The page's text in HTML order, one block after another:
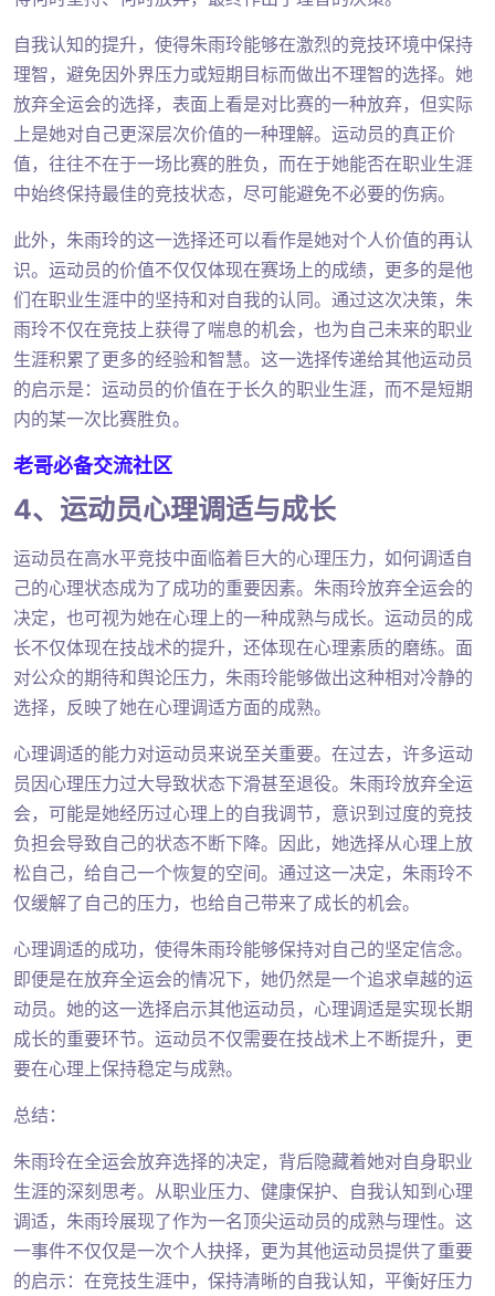
自我认知的提升，使得朱雨玲能够在激烈的竞技环境中保持
理智，避免因外界压力或短期目标而做出不理智的选择。她
放弃全运会的选择，表面上看是对比赛的一种放弃，但实际
上是她对自己更深层次价值的一种理解。运动员的真正价
值，往往不在于一场比赛的胜负，而在于她能否在职业生涯
中始终保持最佳的竞技状态，尽可能避免不必要的伤病。
此外，朱雨玲的这一选择还可以看作是她对个人价值的再认
识。运动员的价值不仅仅体现在赛场上的成绩，更多的是他
们在职业生涯中的坚持和对自我的认同。通过这次决策，朱
雨玲不仅在竞技上获得了喘息的机会，也为自己未来的职业
生涯积累了更多的经验和智慧。这一选择传递给其他运动员
的启示是：运动员的价值在于长久的职业生涯，而不是短期
内的某一次比赛胜负。
老哥必备交流社区
4、运动员心理调适与成长
运动员在高水平竞技中面临着巨大的心理压力，如何调适自
己的心理状态成为了成功的重要因素。朱雨玲放弃全运会的
决定，也可视为她在心理上的一种成熟与成长。运动员的成
长不仅体现在技战术的提升，还体现在心理素质的磨练。面
对公众的期待和舆论压力，朱雨玲能够做出这种相对冷静的
选择，反映了她在心理调适方面的成熟。
心理调适的能力对运动员来说至关重要。在过去，许多运动
员因心理压力过大导致状态下滑甚至退役。朱雨玲放弃全运
会，可能是她经历过心理上的自我调节，意识到过度的竞技
负担会导致自己的状态不断下降。因此，她选择从心理上放
松自己，给自己一个恢复的空间。通过这一决定，朱雨玲不
仅缓解了自己的压力，也给自己带来了成长的机会。
心理调适的成功，使得朱雨玲能够保持对自己的坚定信念。
即便是在放弃全运会的情况下，她仍然是一个追求卓越的运
动员。她的这一选择启示其他运动员，心理调适是实现长期
成长的重要环节。运动员不仅需要在技战术上不断提升，更
要在心理上保持稳定与成熟。
总结：
朱雨玲在全运会放弃选择的决定，背后隐藏着她对自身职业
生涯的深刻思考。从职业压力、健康保护、自我认知到心理
调适，朱雨玲展现了作为一名顶尖运动员的成熟与理性。这
一事件不仅仅是一次个人抉择，更为其他运动员提供了重要
的启示：在竞技生涯中，保持清晰的自我认知，平衡好压力